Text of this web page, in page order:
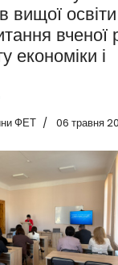
вищої
вченої
економіки і
ФЕТ 06 травня